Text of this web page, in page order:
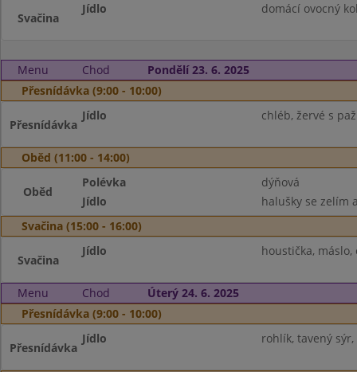
Svačina
Jídlo domácí ovocný
Menu Chod
Pondělí 23. 6. 2025
Přesnídávka (9:00 - 10:00)
Přesnídávka
Jídlo chléb, žervé s
Oběd (11:00 - 14:00)
Oběd
Polévka
dýňová
Jídlo
halušky se zelím
Svačina (15:00 - 16:00)
Svačina
Jídlo houstička, máslo,
Menu Chod
Úterý 24. 6. 2025
Přesnídávka (9:00 - 10:00)
Přesnídávka
Jídlo rohlík, tavený